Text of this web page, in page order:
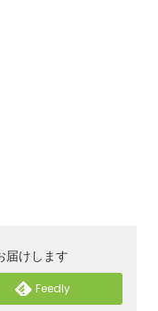
届けします
Feedly